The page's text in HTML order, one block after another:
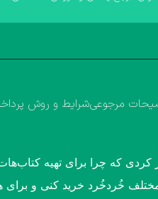
مرجوعیشرایط و روش
کردی که چرا برای تهیه
خُردخُرد خرید کنی و برای